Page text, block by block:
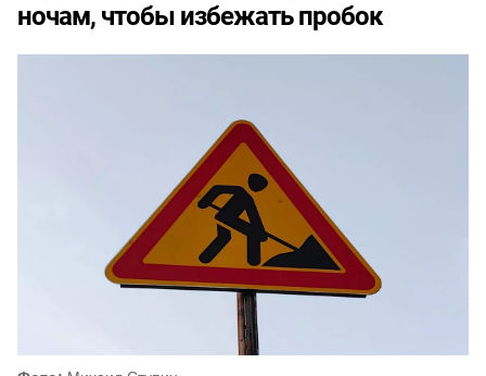
ночам, чтобы избежать пробок